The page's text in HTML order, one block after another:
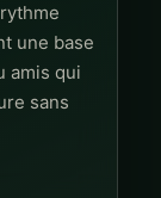
une base
amis qui
sans